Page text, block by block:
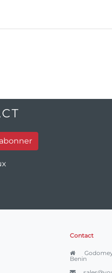
Contact
Benin